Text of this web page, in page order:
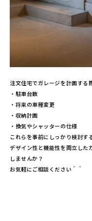
注文住宅でガレージを計画する
・駐車台数
・将来の車種変更
・収納計画
・換気やシャッターの仕様
これらを事前にしっかり検討す
デザイン性と機能性を両立した
しませんか？
お気軽にご相談ください＾＾